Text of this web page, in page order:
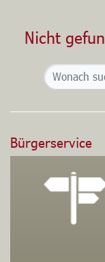
Nicht
Bürgerservice